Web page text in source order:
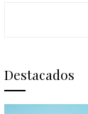
Destacados